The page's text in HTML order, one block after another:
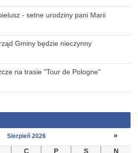
- setne urodziny pani Marii
Gminy będzie nieczynny
na trasie "Tour de Pologne"
Sierpień 2026
»
C P S
N